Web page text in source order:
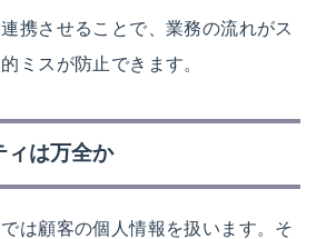
携させることで、業務の流れがス
ミスが防止できます。
ィは万全か
は顧客の個人情報を扱います。そ